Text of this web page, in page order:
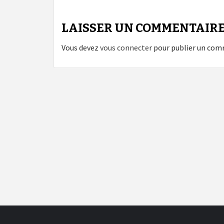
LAISSER UN
Vous devez vous connecter pour publier un